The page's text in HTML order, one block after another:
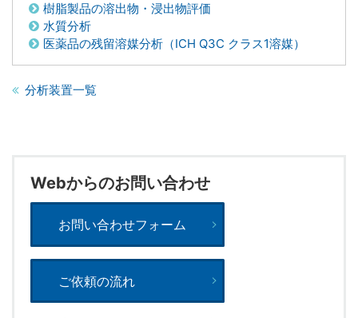
樹脂製品の溶出物・浸出物評価
水質分析
医薬品の残留溶媒分析（ICH Q3C クラス1溶媒）
分析装置一覧
Webからのお問い合わせ
お問い合わせフォーム
ご依頼の流れ